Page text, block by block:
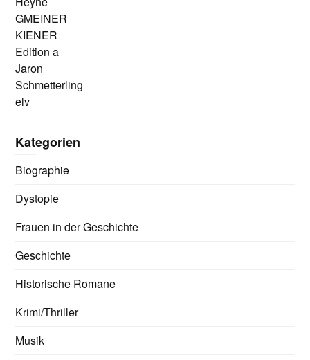
GMEINER
KIENER
Edition a
Jaron
Schmetterling
elv
Kategorien
Biographie
Dystopie
Frauen in der Geschichte
Geschichte
Historische Romane
Krimi/Thriller
Musik